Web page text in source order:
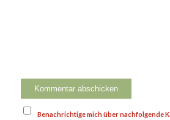
Benachrichtige mich über nachfolgende